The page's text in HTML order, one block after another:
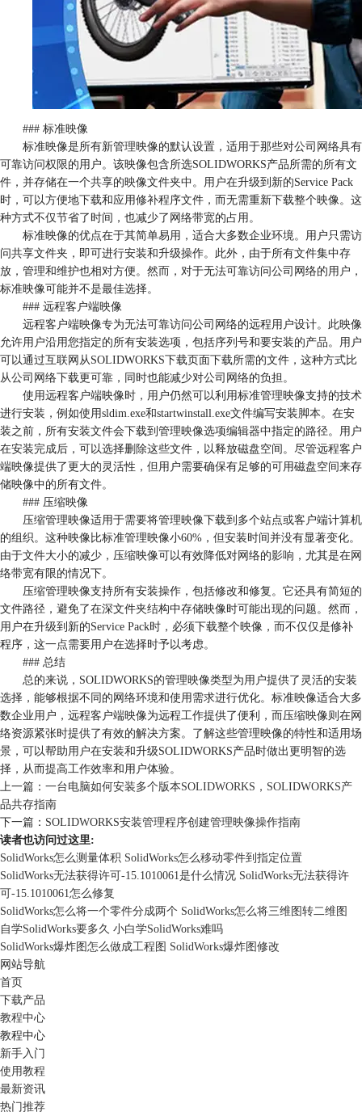
### 标准映像
标准映像是所有新管理映像的默认设置，适用于那些对公司网络具有
可靠访问权限的用户。该映像包含所选SOLIDWORKS产品所需的所有文
件，并存储在一个共享的映像文件夹中。用户在升级到新的Service Pack
时，可以方便地下载和应用修补程序文件，而无需重新下载整个映像。这
种方式不仅节省了时间，也减少了网络带宽的占用。
标准映像的优点在于其简单易用，适合大多数企业环境。用户只需访
问共享文件夹，即可进行安装和升级操作。此外，由于所有文件集中存
放，管理和维护也相对方便。然而，对于无法可靠访问公司网络的用户，
标准映像可能并不是最佳选择。
### 远程客户端映像
远程客户端映像专为无法可靠访问公司网络的远程用户设计。此映像
允许用户沿用您指定的所有安装选项，包括序列号和要安装的产品。用户
可以通过互联网从SOLIDWORKS下载页面下载所需的文件，这种方式比
从公司网络下载更可靠，同时也能减少对公司网络的负担。
使用远程客户端映像时，用户仍然可以利用标准管理映像支持的技术
进行安装，例如使用sldim.exe和startwinstall.exe文件编写安装脚本。在安
装之前，所有安装文件会下载到管理映像选项编辑器中指定的路径。用户
在安装完成后，可以选择删除这些文件，以释放磁盘空间。尽管远程客户
端映像提供了更大的灵活性，但用户需要确保有足够的可用磁盘空间来存
储映像中的所有文件。
### 压缩映像
压缩管理映像适用于需要将管理映像下载到多个站点或客户端计算机
的组织。这种映像比标准管理映像小60%，但安装时间并没有显著变化。
由于文件大小的减少，压缩映像可以有效降低对网络的影响，尤其是在网
络带宽有限的情况下。
压缩管理映像支持所有安装操作，包括修改和修复。它还具有简短的
文件路径，避免了在深文件夹结构中存储映像时可能出现的问题。然而，
用户在升级到新的Service Pack时，必须下载整个映像，而不仅仅是修补
程序，这一点需要用户在选择时予以考虑。
### 总结
总的来说，SOLIDWORKS的管理映像类型为用户提供了灵活的安装
选择，能够根据不同的网络环境和使用需求进行优化。标准映像适合大多
数企业用户，远程客户端映像为远程工作提供了便利，而压缩映像则在网
络资源紧张时提供了有效的解决方案。了解这些管理映像的特性和适用场
景，可以帮助用户在安装和升级SOLIDWORKS产品时做出更明智的选
择，从而提高工作效率和用户体验。
上一篇： 一台电脑如何安装多个版本SOLIDWORKS，SOLIDWORKS产
品共存指南
下一篇： SOLIDWORKS安装管理程序创建管理映像操作指南
读者也访问过这里:
SolidWorks怎么测量体积 SolidWorks怎么移动零件到指定位置
SolidWorks无法获得许可-15.1010061是什么情况 SolidWorks无法获得许
可-15.1010061怎么修复
SolidWorks怎么将一个零件分成两个 SolidWorks怎么将三维图转二维图
自学SolidWorks要多久 小白学SolidWorks难吗
SolidWorks爆炸图怎么做成工程图 SolidWorks爆炸图修改
网站导航
首页
下载产品
教程中心
教程中心
新手入门
使用教程
最新资讯
热门推荐